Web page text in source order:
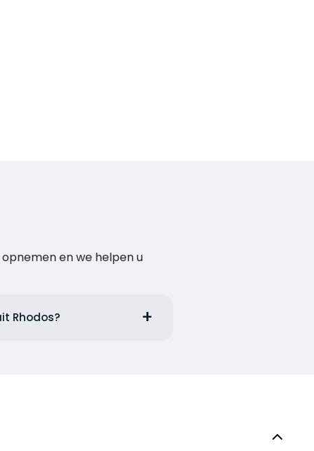
en we helpen u
Rhodos?